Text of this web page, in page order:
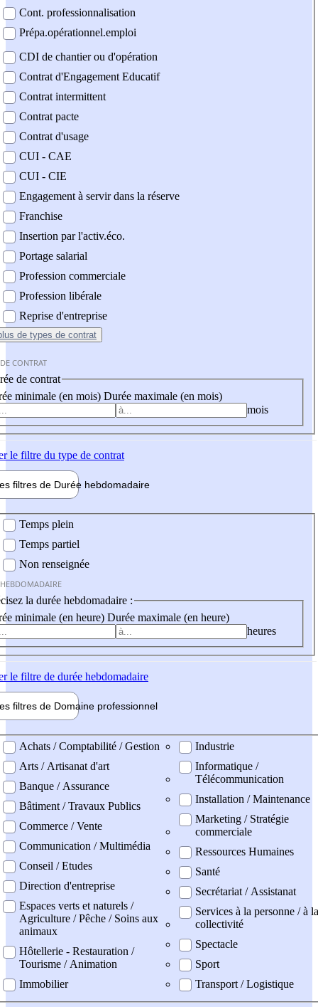
Cont. professionnalisation
Prépa.opérationnel.emploi
CDI de chantier ou d'opération
Contrat d'Engagement Educatif
Contrat intermittent
Contrat pacte
Contrat d'usage
CUI - CAE
CUI - CIE
Engagement à servir dans la réserve
Franchise
Insertion par l'activ.éco.
Portage salarial
Profession commerciale
Profession libérale
Reprise d'entreprise
de types de contrat
CONTRAT
de contrat
minimale (en mois) Durée maximale (en mois)
mois
le filtre du type de contrat
filtres de Durée hebdomadaire
Temps plein
Temps partiel
Non renseignée
la durée hebdomadaire :
minimale (en heure) Durée maximale (en heure)
heures
le filtre de durée hebdomadaire
filtres de Domaine professionnel
professionel
Achats / Comptabilité / Gestion
Arts / Artisanat d'art
Banque / Assurance
Bâtiment / Travaux Publics
Commerce / Vente
Communication / Multimédia
Conseil / Etudes
Direction d'entreprise
Espaces verts et naturels /
Agriculture / Pêche / Soins aux
animaux
Hôtellerie - Restauration /
Tourisme / Animation
Immobilier
Industrie
Informatique /
Télécommunication
Installation / Maintenance
Marketing / Stratégie
commerciale
Ressources Humaines
Santé
Secrétariat / Assistanat
Services à la personne / à la
collectivité
Spectacle
Sport
Transport / Logistique